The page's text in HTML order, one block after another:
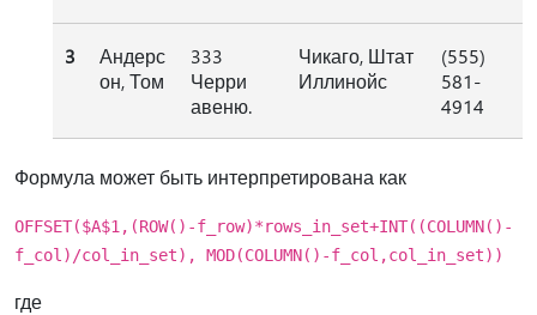
3
Андерс
он, Том
333
Черри
авеню.
Чикаго, Штат
Иллинойс
(555)
581-
4914
Формула может быть интерпретирована как
OFFSET($A$1,(ROW()-f_row)*rows_in_set+INT((COLUMN()-
f_col)/col_in_set), MOD(COLUMN()-f_col,col_in_set))
где